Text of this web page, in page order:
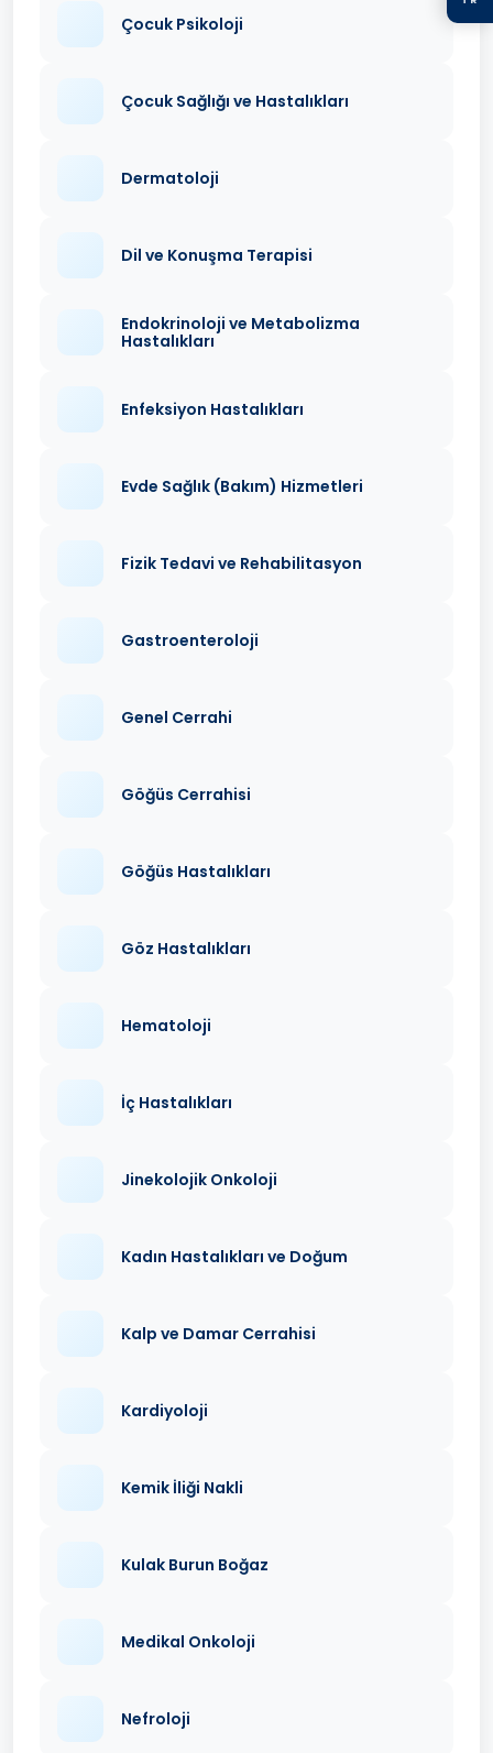
Çocuk Psikoloji
Çocuk Sağlığı ve Hastalıkları
Dermatoloji
Dil ve Konuşma Terapisi
Endokrinoloji ve Metabolizma
Hastalıkları
Enfeksiyon Hastalıkları
Evde Sağlık (Bakım) Hizmetleri
Fizik Tedavi ve Rehabilitasyon
Gastroenteroloji
Genel Cerrahi
Göğüs Cerrahisi
Göğüs Hastalıkları
Göz Hastalıkları
Hematoloji
İç Hastalıkları
Jinekolojik Onkoloji
Kadın Hastalıkları ve Doğum
Kalp ve Damar Cerrahisi
Kardiyoloji
Kemik İliği Nakli
Kulak Burun Boğaz
Medikal Onkoloji
Nefroloji